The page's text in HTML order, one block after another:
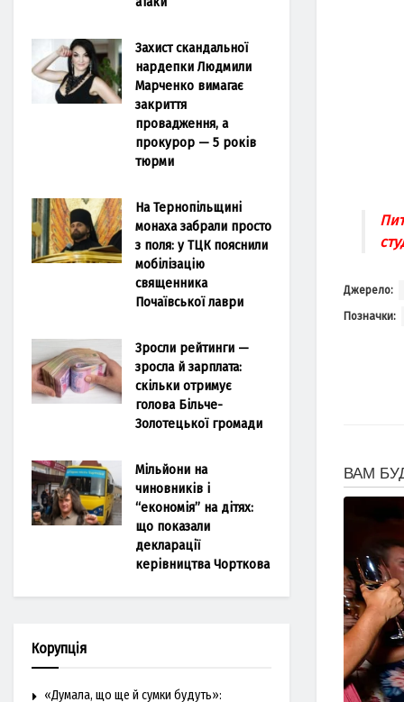
Джерело:
Позначки:
Захист скандальної
нардепки Людмили
Марченко вимагає
закриття
провадження, а
прокурор — 5 років
тюрми
На Тернопільщині
монаха забрали просто
з поля: у ТЦК пояснили
мобілізацію
священника
Почаївської лаври
Зросли рейтинги —
зросла й зарплата:
скільки отримує
голова Більче-
Золотецької громади
Мільйони на
чиновників і
“економія” на дітях:
що показали
декларації
керівництва Чорткова
Корупція
«Думала, що ще й сумки будуть»: